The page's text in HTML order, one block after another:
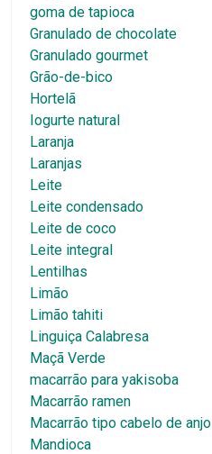
goma de tapioca
Granulado de chocolate
Granulado gourmet
Grão-de-bico
Hortelã
Iogurte natural
Laranja
Laranjas
Leite
Leite condensado
Leite de coco
Leite integral
Lentilhas
Limão
Limão tahiti
Linguiça Calabresa
Maçã Verde
macarrão para yakisoba
Macarrão ramen
Macarrão tipo cabelo de anjo
Mandioca